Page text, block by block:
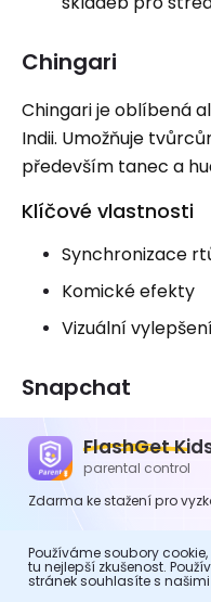
Chingari
Chingari je oblíbená
Indii. Umožňuje
především tanec a
Klíčové vlastnosti
Synchronizace
Komické efekty
Vizuální
Snapchat
Snapchat je slavná
dávno před TikTok.
uživatelům přístup k
k TikTok, protože
cenné.
FlashGet
parental control
Zdarma ke stažení pro
Používáme soubory
tu nejlepší zkušenost.
stránek souhlasíte s našimi